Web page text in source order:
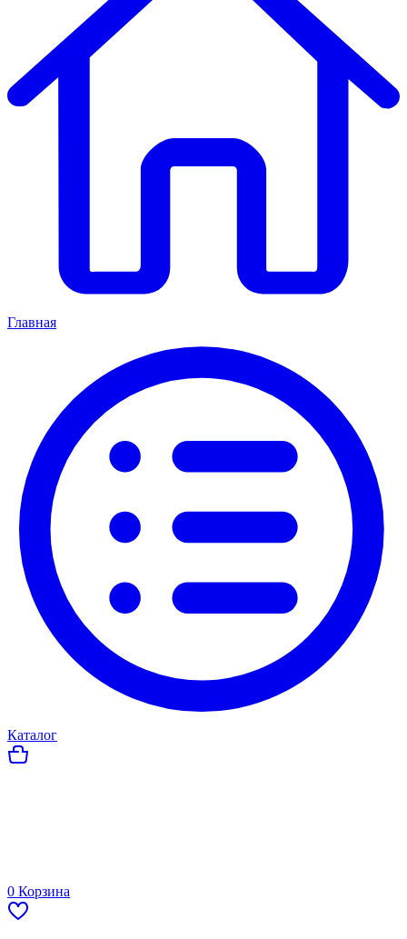
Главная
Каталог
0 Корзина